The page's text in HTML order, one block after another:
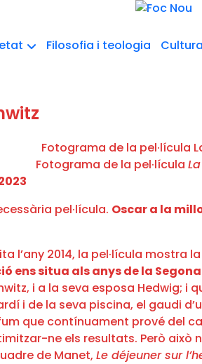
Filosofia i teologia Cultura
Fotograma de la pel·lícula
pel·lícula. Oscar a la
l’any 2014, la pel·lícula
ens situa als anys de la
i a la seva esposa
i de la seva piscina, el gaudi
que contínuament prové del
ne els resultats. Però això
de Manet, Le déjeuner sur